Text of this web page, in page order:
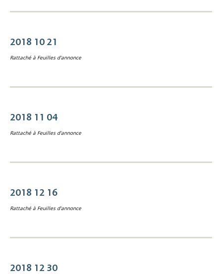
2018 10 21
Rattaché à Feuilles d'annonce
2018 11 04
Rattaché à Feuilles d'annonce
2018 12 16
Rattaché à Feuilles d'annonce
2018 12 30